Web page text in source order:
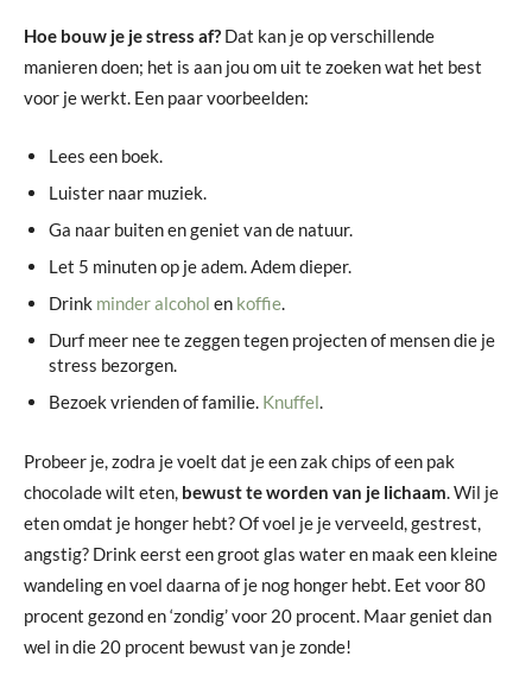
Hoe bouw je je stress af? Dat kan je op verschillende
manieren doen; het is aan jou om uit te zoeken wat het best
voor je werkt. Een paar voorbeelden:
Lees een boek.
Luister naar muziek.
Ga naar buiten en geniet van de natuur.
Let 5 minuten op je adem. Adem dieper.
Drink minder alcohol en koffie.
Durf meer nee te zeggen tegen projecten of mensen die je
stress bezorgen.
Bezoek vrienden of familie. Knuffel.
Probeer je, zodra je voelt dat je een zak chips of een pak
chocolade wilt eten, bewust te worden van je lichaam. Wil je
eten omdat je honger hebt? Of voel je je verveeld, gestrest,
angstig? Drink eerst een groot glas water en maak een kleine
wandeling en voel daarna of je nog honger hebt. Eet voor 80
procent gezond en ‘zondig’ voor 20 procent. Maar geniet dan
wel in die 20 procent bewust van je zonde!